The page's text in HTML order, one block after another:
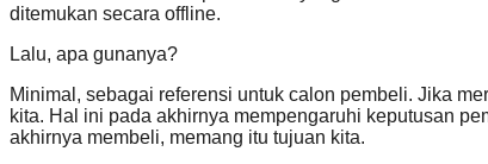
ditemukan secara offline.
Lalu, apa gunanya?
Minimal, sebagai referensi untuk calon pembeli. Jika
kita. Hal ini pada akhirnya mempengaruhi keputusan
akhirnya membeli, memang itu tujuan kita.